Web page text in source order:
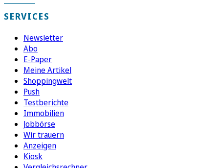
SERVICES
Newsletter
Abo
E-Paper
Meine Artikel
Shoppingwelt
Push
Testberichte
Immobilien
Jobbörse
Wir trauern
Anzeigen
Kiosk